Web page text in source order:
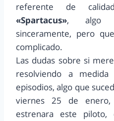
referente de
«Spartacus», algo
sinceramente, pero
complicado.
Las dudas sobre si
resolviendo a
episodios, algo que
viernes 25 de
estrenara este